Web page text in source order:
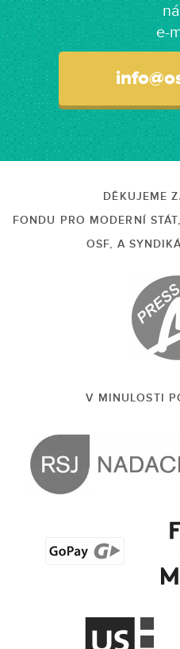
e-
DĚKUJEME
FONDU PRO MODERNÍ
OSF, A
V MINULOSTI